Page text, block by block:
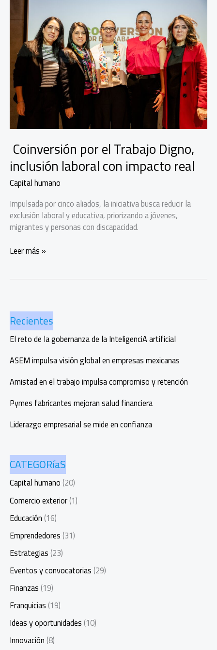
Coinversión por el Trabajo Digno,
inclusión laboral con impacto real
Capital humano
Impulsada por cinco aliados, la iniciativa busca reducir la
exclusión laboral y educativa, priorizando a jóvenes,
migrantes y personas con discapacidad.
Coinversión
inclusión
laboral
con
impacto
real
Leer más »
Recientes
El reto de la gobernanza de la InteligenciA artificial
ASEM impulsa visión global en empresas mexicanas
Amistad en el trabajo impulsa compromiso y retención
Pymes fabricantes mejoran salud financiera
Liderazgo empresarial se mide en confianza
CATEGORíaS
Capital humano(20)
Comercio exterior(1)
Educación(16)
Emprendedores(31)
Estrategias(23)
Eventos y convocatorias(29)
Finanzas(19)
Franquicias(19)
Ideas y oportunidades(10)
Innovación(8)